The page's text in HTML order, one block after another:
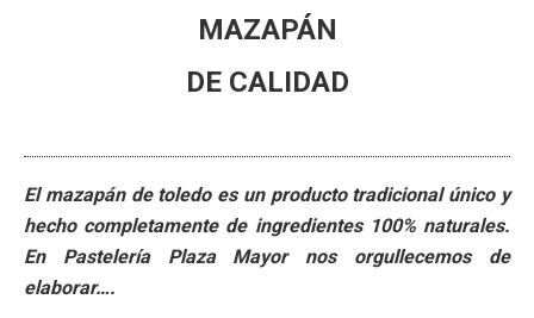
MAZAPÁN
DE CALIDAD
El mazapán de toledo es un producto tradicional único y
hecho completamente de ingredientes 100% naturales.
En Pastelería Plaza Mayor nos orgullecemos de
elaborar….